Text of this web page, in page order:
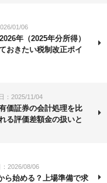
01/06
年（2025年分所得）
おきたい税制改正ポイ
：2025/11/04
価証券の会計処理を比
る評価差額金の扱いと
2026/08/06
ら始める？上場準備で求